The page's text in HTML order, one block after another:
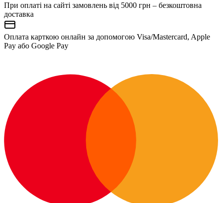
При оплаті на сайті замовлень від 5000 грн – безкоштовна
доставка
Оплата карткою онлайн за допомогою Visa/Mastercard, Apple
Pay або Google Pay